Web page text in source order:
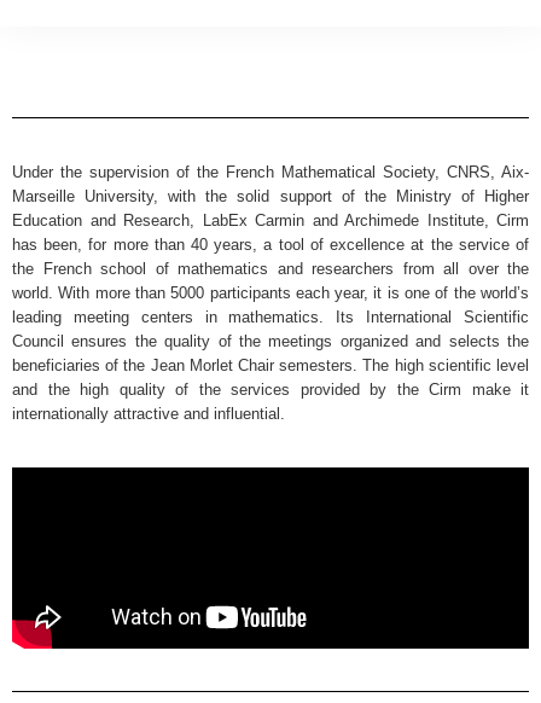
Under the supervision of the French Mathematical Society, CNRS, Aix-
Marseille University, with the solid support of the Ministry of Higher
Education and Research, LabEx Carmin and Archimede Institute, Cirm
has been, for more than 40 years, a tool of excellence at the service of
the French school of mathematics and researchers from all over the
world. With more than 5000 participants each year, it is one of the world’s
leading meeting centers in mathematics. Its International Scientific
Council ensures the quality of the meetings organized and selects the
beneficiaries of the Jean Morlet Chair semesters. The high scientific level
and the high quality of the services provided by the Cirm make it
internationally attractive and influential.